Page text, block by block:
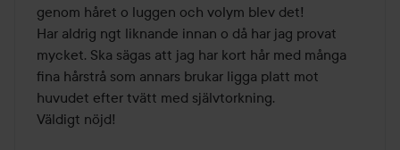
genom håret o luggen och volym blev det!
Har aldrig ngt liknande innan o då har jag provat
mycket. Ska sägas att jag har kort hår med många
fina hårstrå som annars brukar ligga platt mot
huvudet efter tvätt med självtorkning.
Väldigt nöjd!